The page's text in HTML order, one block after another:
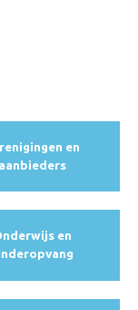
en
aanbieders
en